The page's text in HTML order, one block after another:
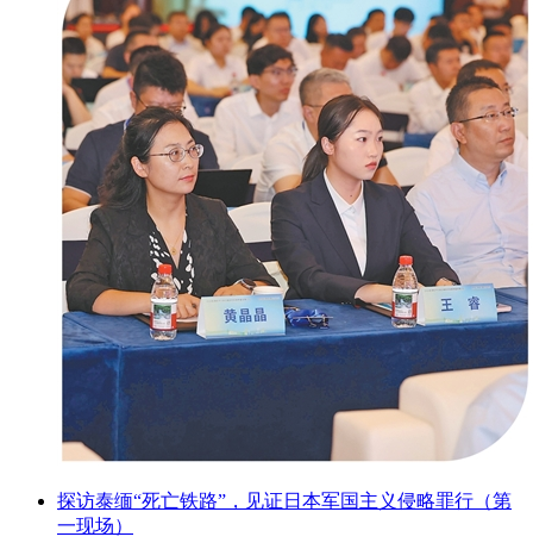
探访泰缅“死亡铁路”，见证日本军国主义侵略罪行（第
一现场）